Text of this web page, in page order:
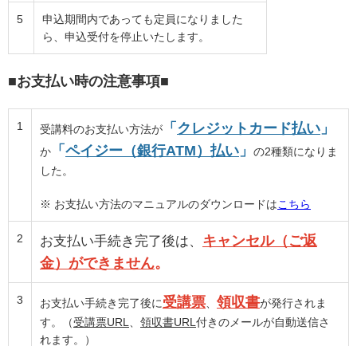
5
申込期間内であっても定員になりました
ら、申込受付を停止いたします。
■お支払い時の注意事項■
1 受講料のお支払い方法が 「 クレジットカード払い 」
か 「 ペイジー（銀行ATM）払い 」
の2種類になりま
した。
※ お支払い方法のマニュアルのダウンロードはこちら
2 お支払い手続き完了後は、 キャンセル（ご返
金）ができません。
3 お支払い手続き完了後に受講票 領収書が発行されま
す。（受講票URL 領収書URL 付きのメールが自動送信さ
れます。）